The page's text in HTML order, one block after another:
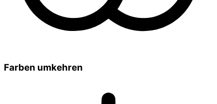
Farben umkehren